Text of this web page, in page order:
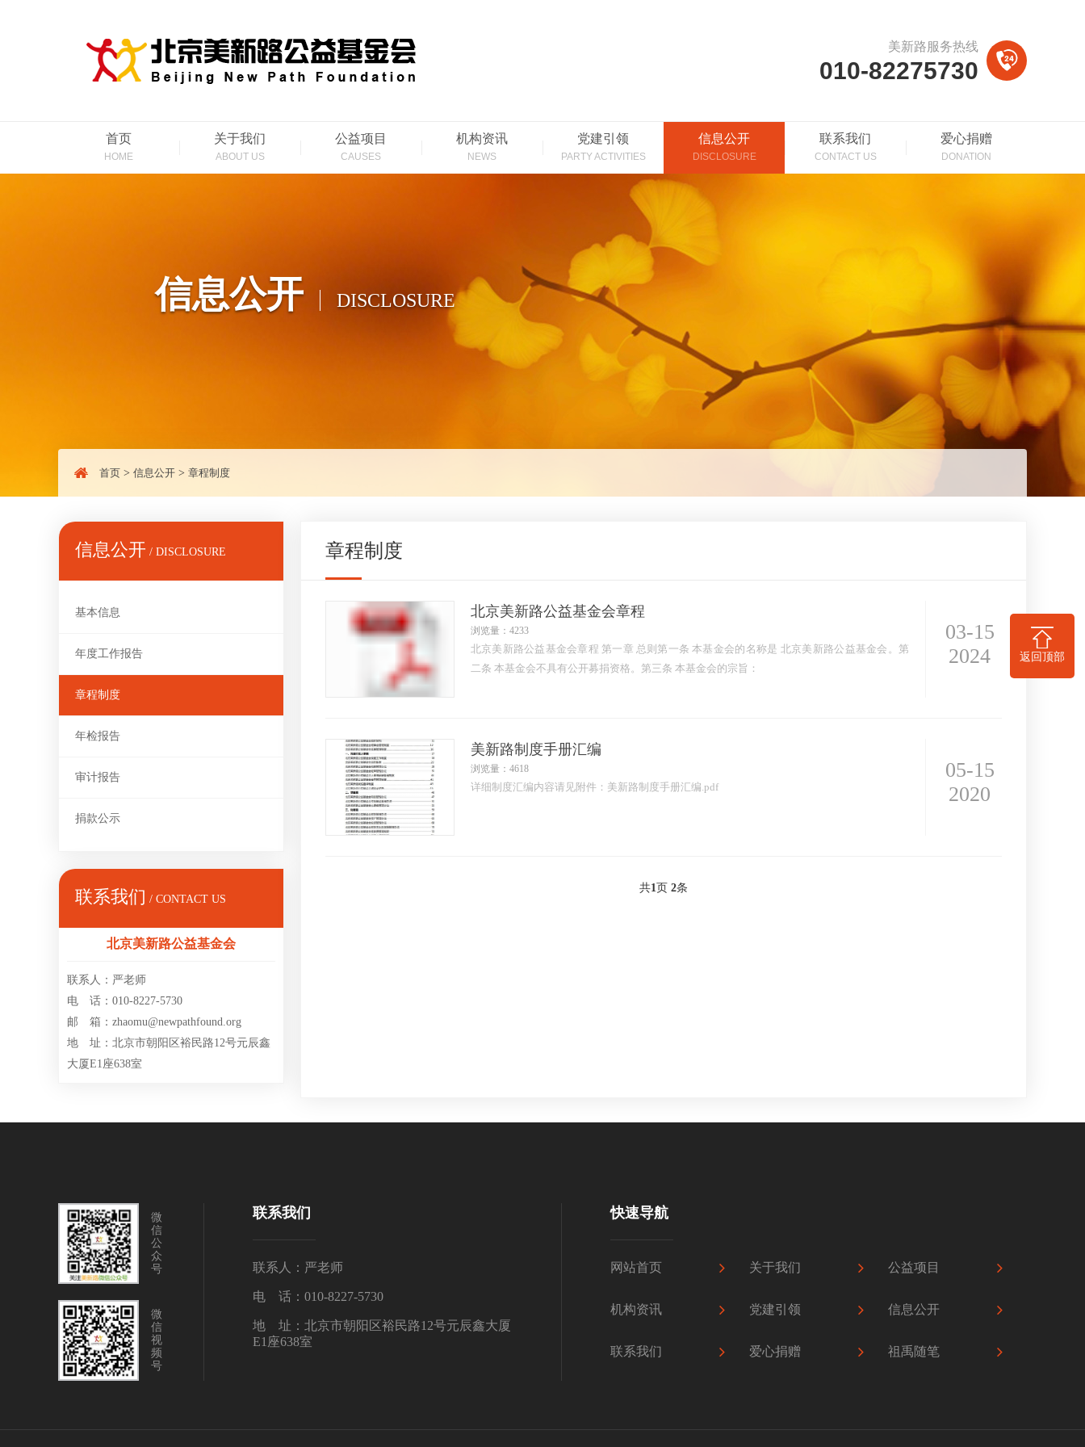
美新路服务热线
010-82275730
首页
HOME
关于我们
ABOUT US
公益项目
CAUSES
机构资讯
NEWS
党建引领
PARTY ACTIVITIES
信息公开
DISCLOSURE
联系我们
CONTACT US
爱心捐赠
DONATION
信息公开 DISCLOSURE
首页 > 信息公开 > 章程制度
信息公开 / DISCLOSURE
基本信息
年度工作报告
章程制度
年检报告
审计报告
捐款公示
联系我们 / CONTACT US
北京美新路公益基金会
联系人：严老师
电 话：010-8227-5730
邮 箱：zhaomu@newpathfound.org
地 址：北京市朝阳区裕民路12号元辰鑫
大厦E1座638室
章程制度
北京美新路公益基金会章程
浏览量：4233
北京美新路公益基金会章程 第一章 总则第一条 本基金会的名称是 北京美新路公益基金会。第
二条 本基金会不具有公开募捐资格。第三条 本基金会的宗旨：
03-15
2024
美新路制度手册汇编
浏览量：4618
详细制度汇编内容请见附件：美新路制度手册汇编.pdf
05-15
2020
共1页 2条
微
信
公
众
号
微
信
视
频
号
联系我们
联系人：严老师
电 话：010-8227-5730
地 址：北京市朝阳区裕民路12号元辰鑫大厦
E1座638室
快速导航
网站首页 关于我们 公益项目
机构资讯 党建引领 信息公开
联系我们 爱心捐赠 祖禹随笔
返回顶部